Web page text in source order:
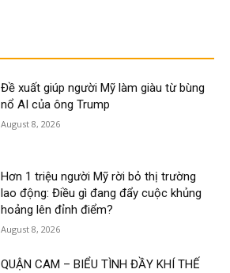
Đề xuất giúp người Mỹ làm giàu từ bùng
nổ AI của ông Trump
August 8, 2026
Hơn 1 triệu người Mỹ rời bỏ thị trường
lao động: Điều gì đang đẩy cuộc khủng
hoảng lên đỉnh điểm?
August 8, 2026
QUẬN CAM – BIỂU TÌNH ĐẦY KHÍ THẾ